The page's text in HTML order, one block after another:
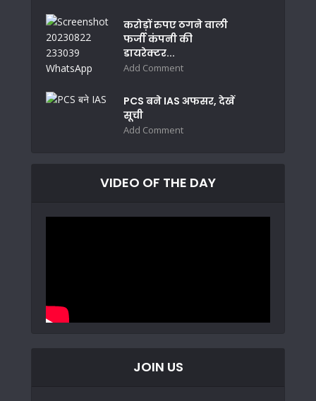
करोड़ों रुपए ठगने वाली
फर्जी कंपनी की
डायरेक्टर...
Add Comment
PCS बने IAS अफसर, देखें
सूची
Add Comment
VIDEO OF THE DAY
JOIN US